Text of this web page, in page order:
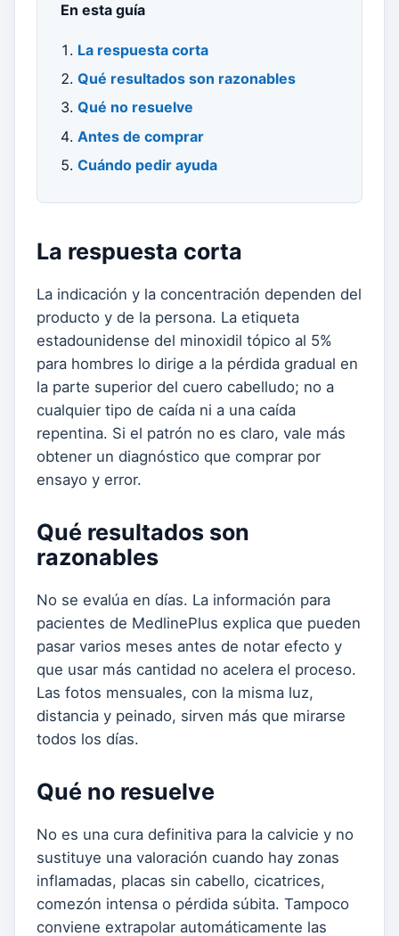
En esta guía
La respuesta corta
Qué resultados son razonables
Qué no resuelve
Antes de comprar
Cuándo pedir ayuda
La respuesta corta
La indicación y la concentración dependen del
producto y de la persona. La etiqueta
estadounidense del minoxidil tópico al 5%
para hombres lo dirige a la pérdida gradual en
la parte superior del cuero cabelludo; no a
cualquier tipo de caída ni a una caída
repentina. Si el patrón no es claro, vale más
obtener un diagnóstico que comprar por
ensayo y error.
Qué resultados son
razonables
No se evalúa en días. La información para
pacientes de MedlinePlus explica que pueden
pasar varios meses antes de notar efecto y
que usar más cantidad no acelera el proceso.
Las fotos mensuales, con la misma luz,
distancia y peinado, sirven más que mirarse
todos los días.
Qué no resuelve
No es una cura definitiva para la calvicie y no
sustituye una valoración cuando hay zonas
inflamadas, placas sin cabello, cicatrices,
comezón intensa o pérdida súbita. Tampoco
conviene extrapolar automáticamente las